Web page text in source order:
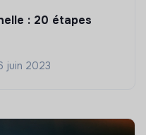
: 20 étapes
juin 2023